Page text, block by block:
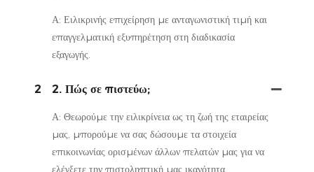
Α: Ειλικρινής επιχείρηση με ανταγωνιστική τιμή και
επαγγελματική εξυπηρέτηση στη διαδικασία
εξαγωγής.
2 2. Πώς σε πιστεύω;
Α: Θεωρούμε την ειλικρίνεια ως τη ζωή της εταιρείας
μας, μπορούμε να σας δώσουμε τα στοιχεία
επικοινωνίας ορισμένων άλλων πελατών μας για να
ελέγξετε την πιστοληπτική μας ικανότητα.